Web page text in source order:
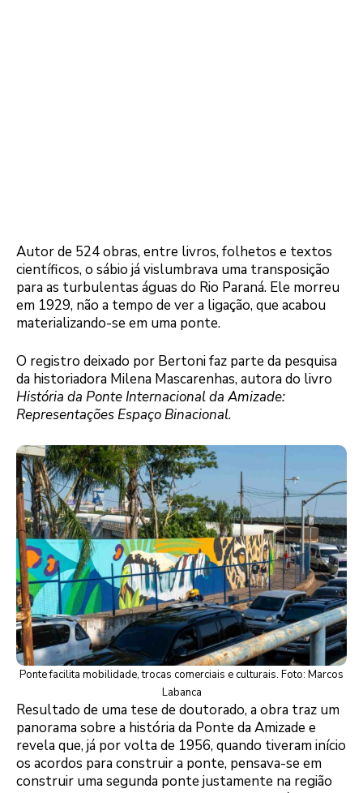
Autor de 524 obras, entre livros, folhetos e textos
científicos, o sábio já vislumbrava uma transposição
para as turbulentas águas do Rio Paraná. Ele morreu
em 1929, não a tempo de ver a ligação, que acabou
materializando-se em uma ponte.
O registro deixado por Bertoni faz parte da pesquisa
da historiadora Milena Mascarenhas, autora do livro
História da Ponte Internacional da Amizade:
Representações Espaço Binacional.
Ponte facilita mobilidade, trocas comerciais e culturais. Foto: Marcos
Labanca
Resultado de uma tese de doutorado, a obra traz um
panorama sobre a história da Ponte da Amizade e
revela que, já por volta de 1956, quando tiveram início
os acordos para construir a ponte, pensava-se em
construir uma segunda ponte justamente na região